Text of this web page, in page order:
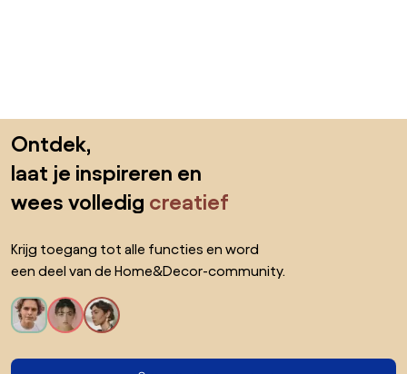
Ontdek,
laat je inspireren en
wees volledig creatief
Krijg toegang tot alle functies en word
een deel van de Home&Decor-community.